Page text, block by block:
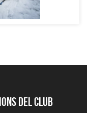
del club